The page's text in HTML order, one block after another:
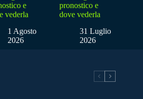
e
vederla
1 Agosto
2026
pronostico e
dove vederla
31 Luglio
2026